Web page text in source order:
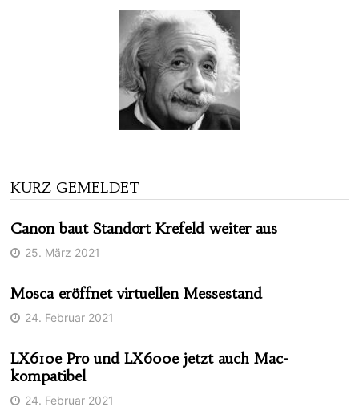
KURZ GEMELDET
Canon baut Standort Krefeld weiter aus
25. März 2021
Mosca eröffnet virtuellen Messestand
24. Februar 2021
LX610e Pro und LX600e jetzt auch Mac-
kompatibel
24. Februar 2021